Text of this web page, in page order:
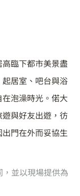
臨下都市美景盡
居室、吧台與浴
泡澡時光。偌大
與好友出遊，彷
門在外而妥協生
並以現場提供為